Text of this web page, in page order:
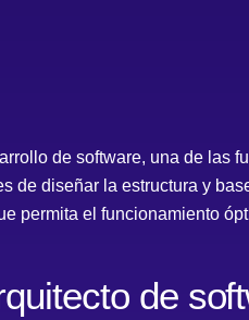
de software, una de las
de diseñar la estructura y
permita el funcionamiento
de